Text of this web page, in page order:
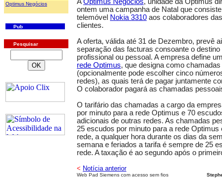
Optimus Negócios
Pub
Pesquisar
ontem uma campanha de Natal que
telemóvel Nokia 3310 aos colaboradores
clientes.
A oferta, válida até 31 de Dezembro, prevê
separação das facturas consoante o
profissional ou pessoal. A empresa define
rede Optimus, que designa como
(opcionalmente pode escolher cinco
redes), as quais terá de pagar juntamente
O colaborador pagará as chamadas
O tarifário das chamadas a cargo da
por minuto para a rede Optimus e 70
adicionais de outras redes. As chamadas
25 escudos por minuto para a rede
rede, a qualquer hora durante os dias da
semana e feriados a tarifa é sempre de 25
rede. A taxação é ao segundo após o
< Notícia anterior
Web Pad Siemens com acesso sem fios